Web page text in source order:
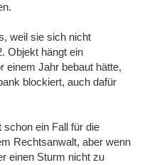
weil sie sich nicht
Objekt hängt ein
einem Jahr bebaut hätte,
blockiert, auch dafür
schon ein Fall für die
Rechtsanwalt, aber wenn
einen Sturm nicht zu